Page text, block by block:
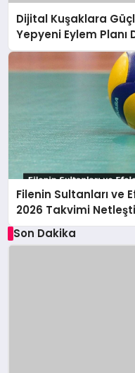
Dijital Kuşaklara
Yepyeni Eylem Planı
Filenin Sultanları ve
2026 Takvimi
Son Dakika